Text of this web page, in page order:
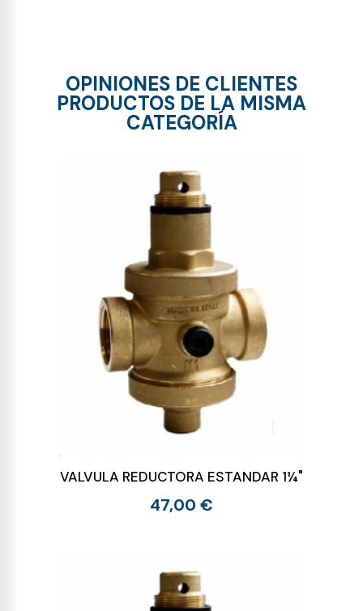
OPINIONES DE CLIENTES
PRODUCTOS DE LA MISMA
CATEGORÍA
VALVULA REDUCTORA ESTANDAR 1¼"
47,00 €